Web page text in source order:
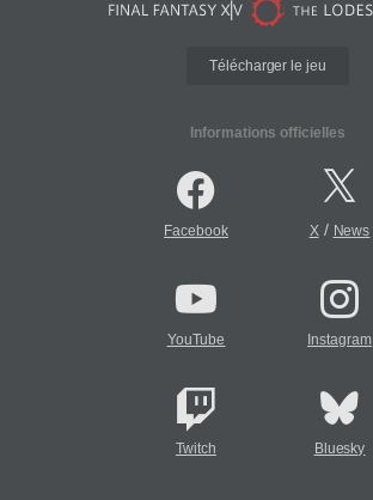
Télécharger le jeu
Informations officielles
Facebook X/ News
YouTube Instagram
Twitch Bluesky